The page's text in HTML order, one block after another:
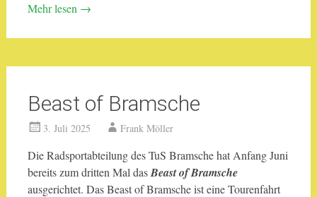
Mehr lesen →
Beast of Bramsche
3. Juli 2025 Frank Möller
Die Radsportabteilung des TuS Bramsche hat Anfang Juni
bereits zum dritten Mal dasBeast of Bramsche
ausgerichtet. Das Beast of Bramsche ist eine Tourenfahrt